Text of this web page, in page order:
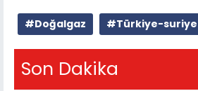
#Doğalgaz #Türkiye-suriye
Son Dakika